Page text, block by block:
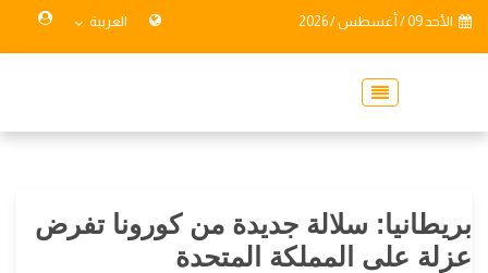
الأحد 09 / أغسطس / 2026 العربية
بريطانيا: سلالة جديدة من كورونا تفرض
عزلة على المملكة المتحدة